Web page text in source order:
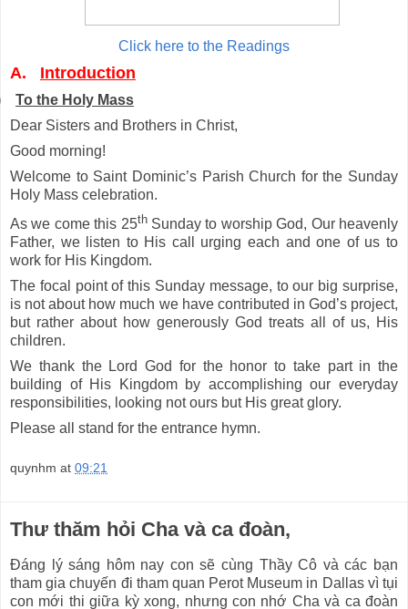
Click here to the Readings
A. Introduction
To the Holy Mass
Dear Sisters and Brothers in Christ,
Good morning!
Welcome to Saint Dominic’s Parish Church for the Sunday
Holy Mass celebration.
As we come this 25thSunday to worship God, Our heavenly
Father, we listen to His call urging each and one of us to
work for His Kingdom.
The focal point of this Sunday message, to our big surprise,
is not about how much we have contributed in God’s project,
but rather about how generously God treats all of us, His
children.
We thank the Lord God for the honor to take part in the
building of His Kingdom by accomplishing our everyday
responsibilities, looking not ours but His great glory.
Please all stand for the entrance hymn.
quynhm at 09:21
Thư thăm hỏi Cha và ca đoàn,
Đáng lý sáng hôm nay con sẽ cùng Thầy Cô và các bạn
tham gia chuyến đi tham quan Perot Museum in Dallas vì tụi
con mới thi giữa kỳ xong, nhưng con nhớ Cha và ca đoàn